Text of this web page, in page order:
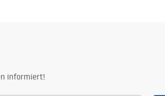
informiert!